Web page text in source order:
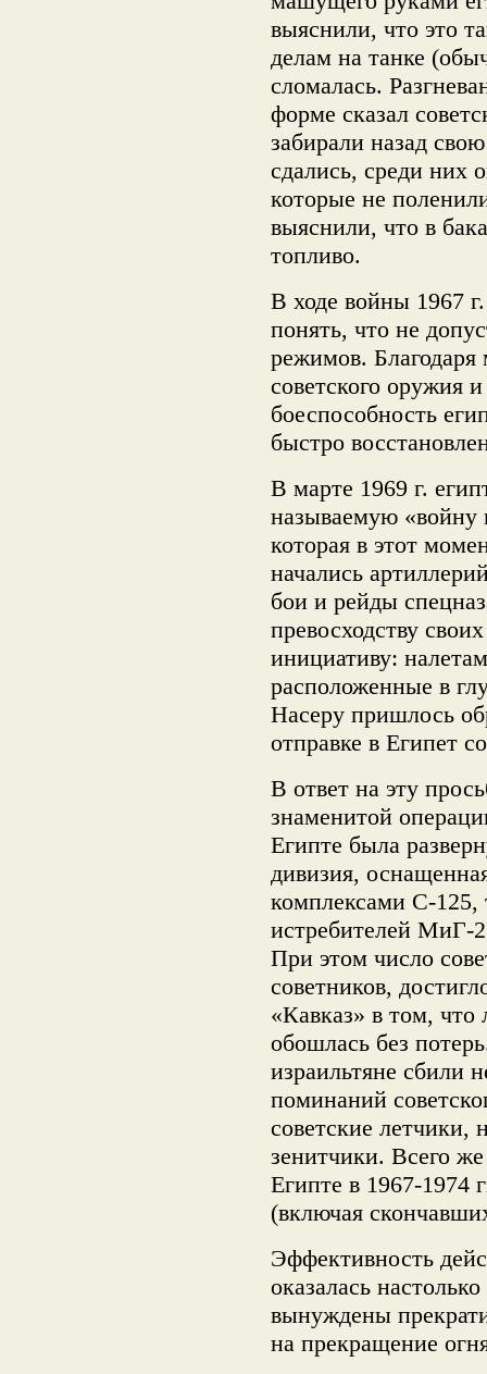
выяснили, что это
делам на танке
сломалась.
форме сказал
забирали назад
сдались, среди них
которые не
выяснили, что в
топливо.
В ходе войны 1967 г.
понять, что не
режимов.
советского оружия
боеспособность
быстро
В марте 1969 г.
называемую «войну
которая в этот
начались
бои и рейды
превосходству
инициативу:
расположенные в
Насеру пришлось
отправке в Египет
В ответ на эту
знаменитой
Египте была
дивизия,
комплексами С-
истребителей МиГ-
При этом число
советников,
«Кавказ» в том, что
обошлась без
израильтяне сбили
поминаний
советские летчики,
зенитчики. Всего
Египте в 1967-1974
(включая
Эффективность
оказалась
вынуждены
на прекращение